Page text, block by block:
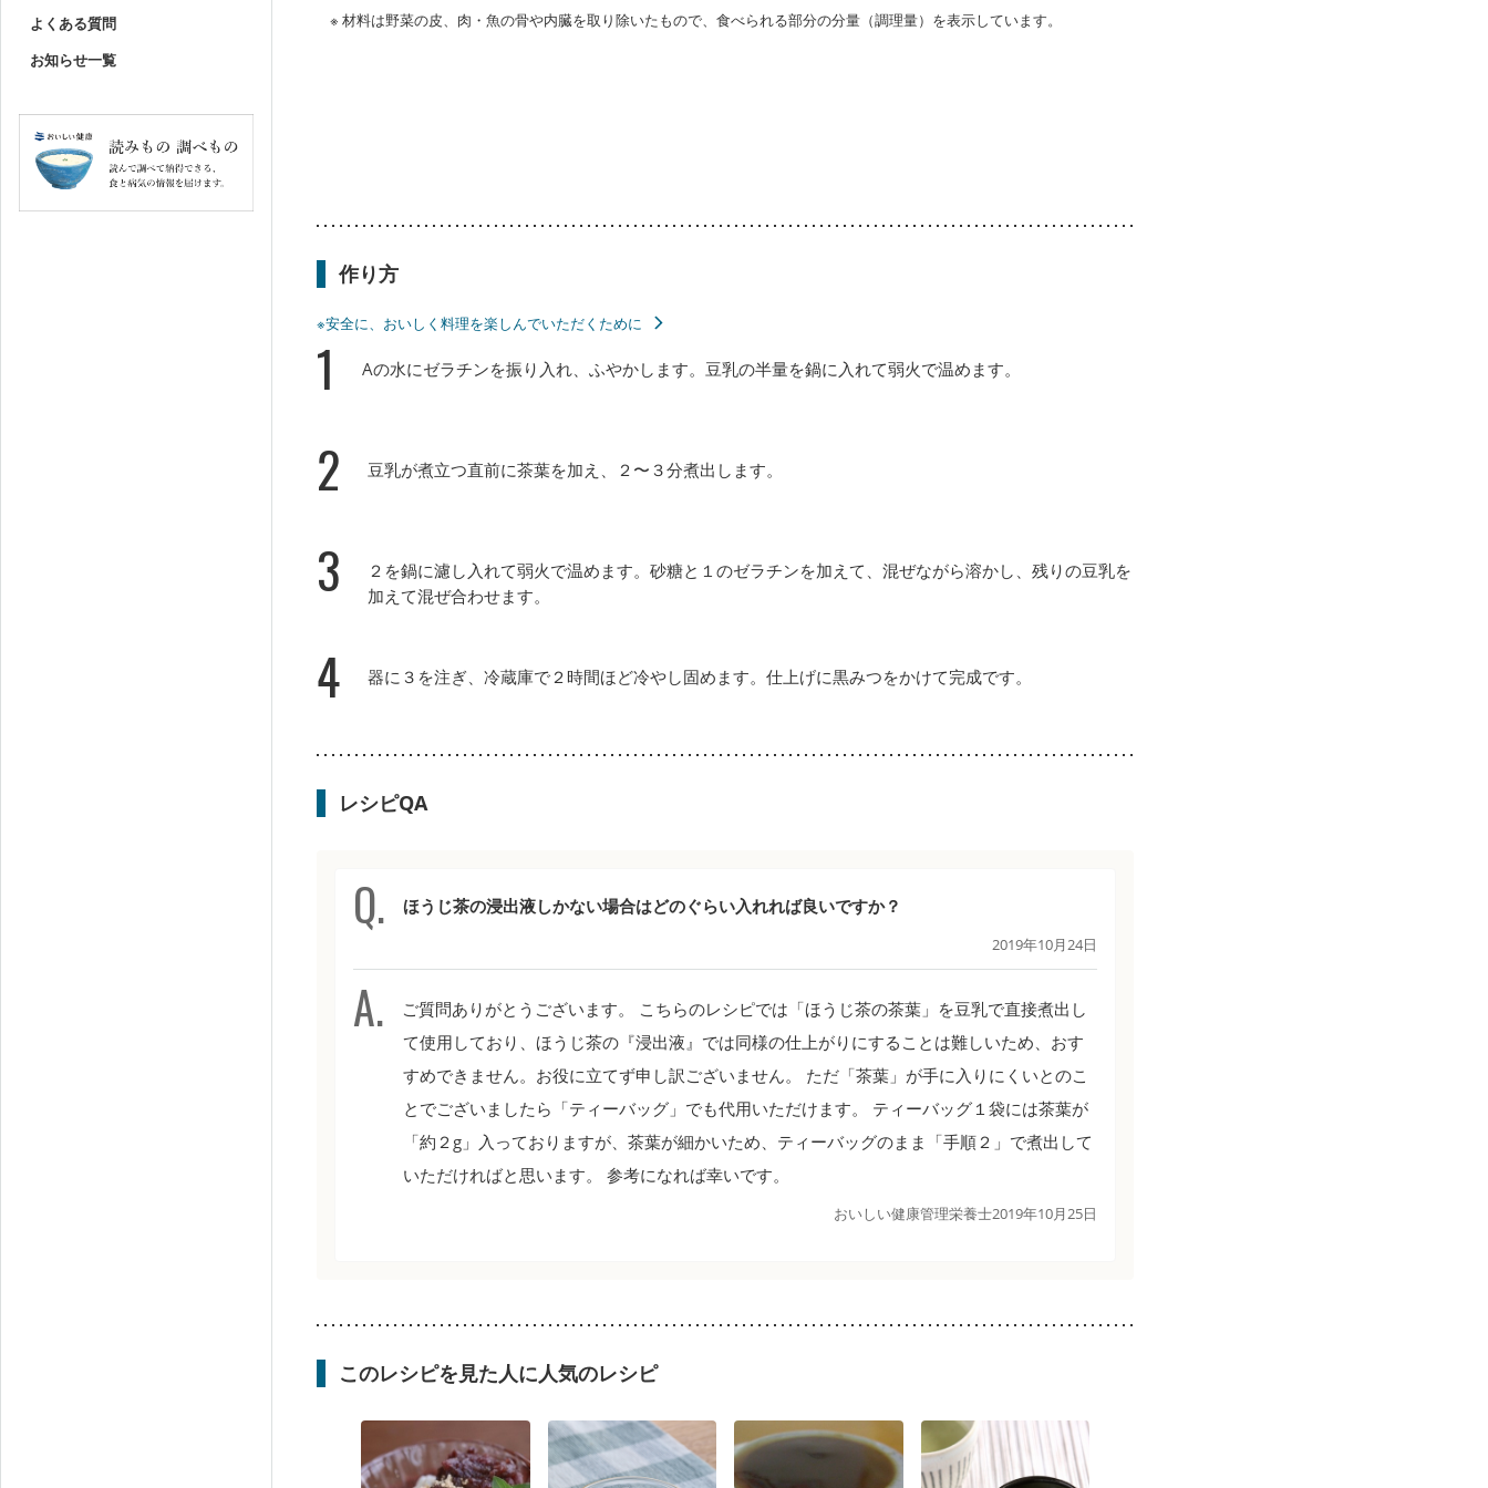
よくある質問
お知らせ一覧
※ 材料は野菜の皮、肉・魚の骨や内臓を取り除いたもので、食べられる部分の分量（調理量）を表示しています。
作り方
※安全に、おいしく料理を楽しんでいただくために
1 Aの水にゼラチンを振り入れ、ふやかします。豆乳の半量を鍋に入れて弱火で温めます。
2 豆乳が煮立つ直前に茶葉を加え、２〜３分煮出します。
3
２を鍋に濾し入れて弱火で温めます。砂糖と１のゼラチンを加えて、混ぜながら溶かし、残りの豆乳を
加えて混ぜ合わせます。
4 器に３を注ぎ、冷蔵庫で２時間ほど冷やし固めます。仕上げに黒みつをかけて完成です。
レシピQA
ほうじ茶の浸出液しかない場合はどのぐらい入れれば良いですか？
2019年10月24日
ご質問ありがとうございます。 こちらのレシピでは「ほうじ茶の茶葉」を豆乳で直接煮出し
て使用しており、ほうじ茶の『浸出液』では同様の仕上がりにすることは難しいため、おす
すめできません。お役に立てず申し訳ございません。 ただ「茶葉」が手に入りにくいとのこ
とでございましたら「ティーバッグ」でも代用いただけます。 ティーバッグ１袋には茶葉が
「約２g」入っておりますが、茶葉が細かいため、ティーバッグのまま「手順２」で煮出して
いただければと思います。 参考になれば幸いです。
おいしい健康管理栄養士2019年10月25日
このレシピを見た人に人気のレシピ